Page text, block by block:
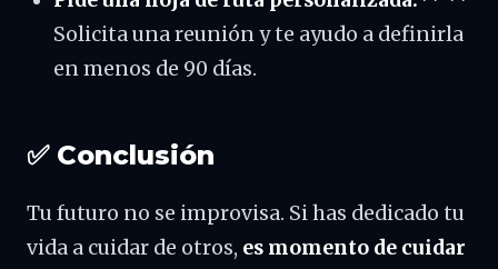
Solicita una reunión y te ayudo a definirla
en menos de 90 días.
✅ Conclusión
Tu futuro no se improvisa. Si has dedicado tu
vida a cuidar de otros, es momento de cuidar